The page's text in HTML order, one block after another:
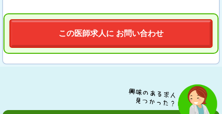
この医師求人に お問い合わせ